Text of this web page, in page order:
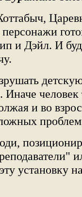
и Дэйл. И
человек
и во
установку